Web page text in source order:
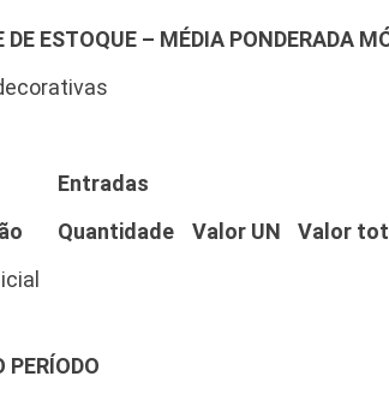
DE ESTOQUE – MÉDIA PONDERADA
Entradas
Quantidade Valor UN Valor
PERÍODO